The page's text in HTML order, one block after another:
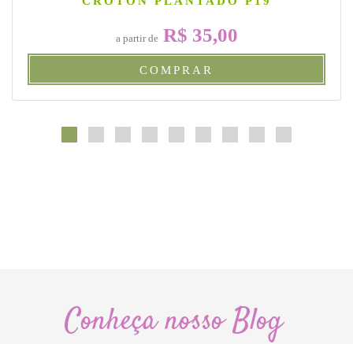
a partir deR$ 35,00
COMPRAR
Conheça nosso Blog